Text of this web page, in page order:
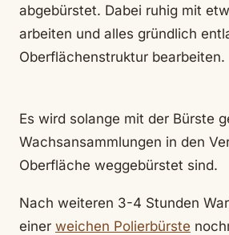
abgebürstet. Dabei ruhig mit
arbeiten und alles gründlich
Oberflächenstruktur bearbeiten.
Es wird solange mit der Bürste
Wachsansammlungen in den
Oberfläche weggebürstet sind.
Nach weiteren 3-4 Stunden
einer weichen Polierbürste